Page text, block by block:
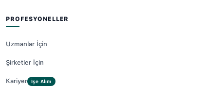
PROFESYONELLER
Uzmanlar İçin
Şirketler İçin
Kariyer İşe Alım